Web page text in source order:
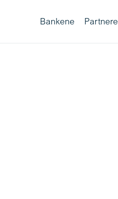
Bankene Partnere